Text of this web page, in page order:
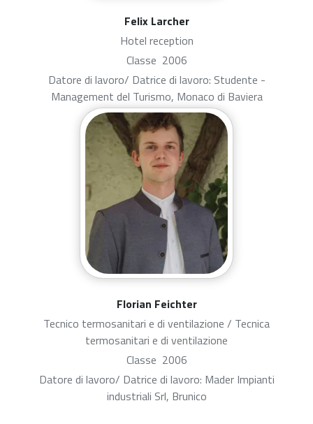
Felix Larcher
Hotel reception
Classe 2006
Datore di lavoro/ Datrice di lavoro: Studente -
Management del Turismo, Monaco di Baviera
Florian Feichter
Tecnico termosanitari e di ventilazione / Tecnica
termosanitari e di ventilazione
Classe 2006
Datore di lavoro/ Datrice di lavoro: Mader Impianti
industriali Srl, Brunico